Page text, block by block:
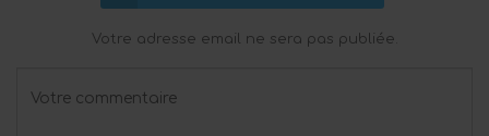
Votre adresse email ne sera pas publiée.